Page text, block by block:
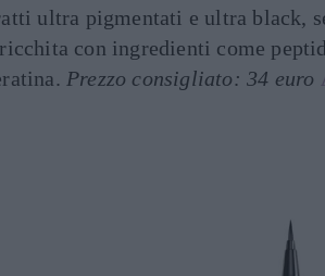
ultra pigmentati e ultra black,
con ingredienti come
Prezzo consigliato: 34 euro